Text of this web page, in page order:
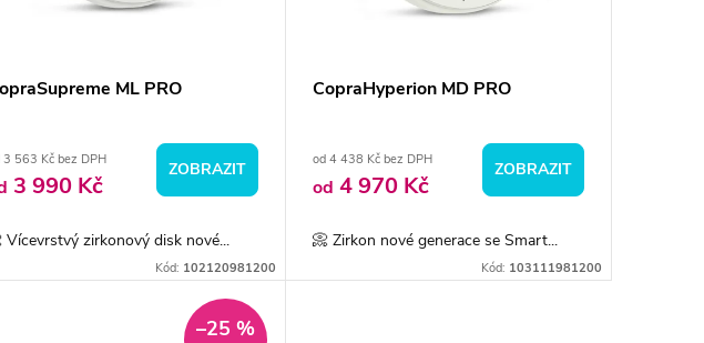
ML PRO
3 563 Kč bez DPH
3 990 Kč
ZOBRAZIT
Vícevrstvý zirkonový disk nové...
Kód: 102120981200
CopraHyperion MD PRO
od 4 438 Kč bez DPH
od 4 970 Kč
ZOBRAZIT
📀 Zirkon nové generace se Smart...
Kód: 103111981200
–25 %